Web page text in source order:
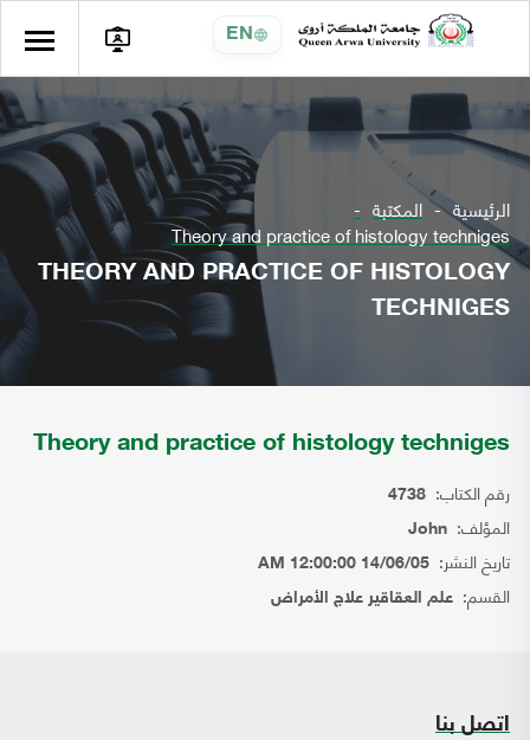
EN
الرئيسية المكتبة
Theory and practice of histology techniges
THEORY AND PRACTICE OF HISTOLOGY
TECHNIGES
Theory and practice of histology techniges
رقم الكتاب: 4738
المؤلف: John
تاريخ النشر: 14/06/05 12:00:00 AM
القسم: علم العقاقير علاج الأمراض
اتصل بنا